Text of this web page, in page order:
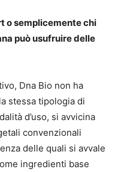
o semplicemente chi
può usufruire delle
Dna Bio non ha
stessa tipologia di
d’uso, si avvicina
convenzionali
delle quali si avvale
ingredienti base